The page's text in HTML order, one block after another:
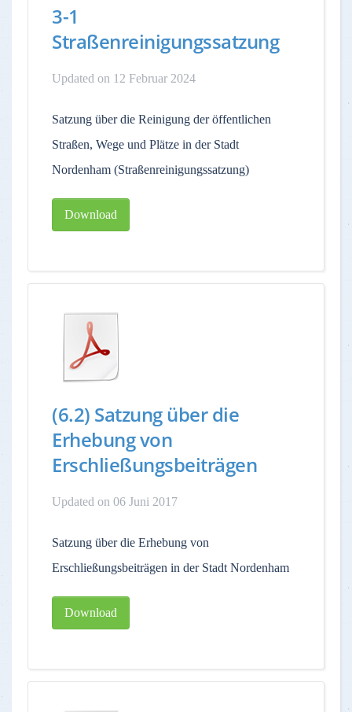
3-1
Straßenreinigungssatzung
Updated on 12 Februar 2024
Satzung über die Reinigung der öffentlichen
Straßen, Wege und Plätze in der Stadt
Nordenham (Straßenreinigungssatzung)
Download
(6.2) Satzung über die
Erhebung von
Erschließungsbeiträgen
Updated on 06 Juni 2017
Satzung über die Erhebung von
Erschließungsbeiträgen in der Stadt Nordenham
Download